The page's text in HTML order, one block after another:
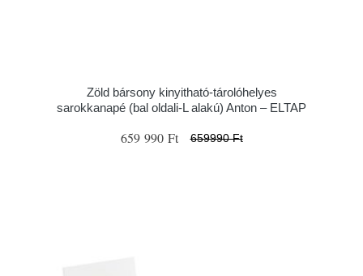
Zöld bársony kinyitható-tárolóhelyes
sarokkanapé (bal oldali-L alakú) Anton – ELTAP
659 990 Ft 659990 Ft